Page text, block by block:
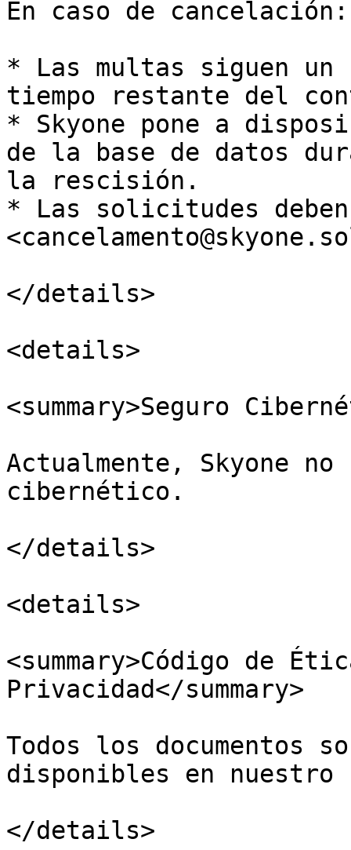
En caso de cancelación:
* Las multas siguen
tiempo restante del
* Skyone pone a
de la base de datos
la rescisión.
* Las solicitudes
</details>
<details>
<summary>Seguro
Actualmente, Skyone
cibernético.
</details>
<details>
<summary>Código de
Privacidad</summary>
Todos los documentos
disponibles en
</details>